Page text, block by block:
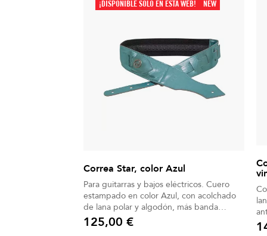
¡DISPONIBLE SÓLO EN ESTA WEB! NEW
Correa Star, color Azul
Para guitarras y bajos eléctricos. Cuero
estampado en color Azul, con acolchado
de lana polar y algodón, más banda
antideslizante.
Precio
125,00 €